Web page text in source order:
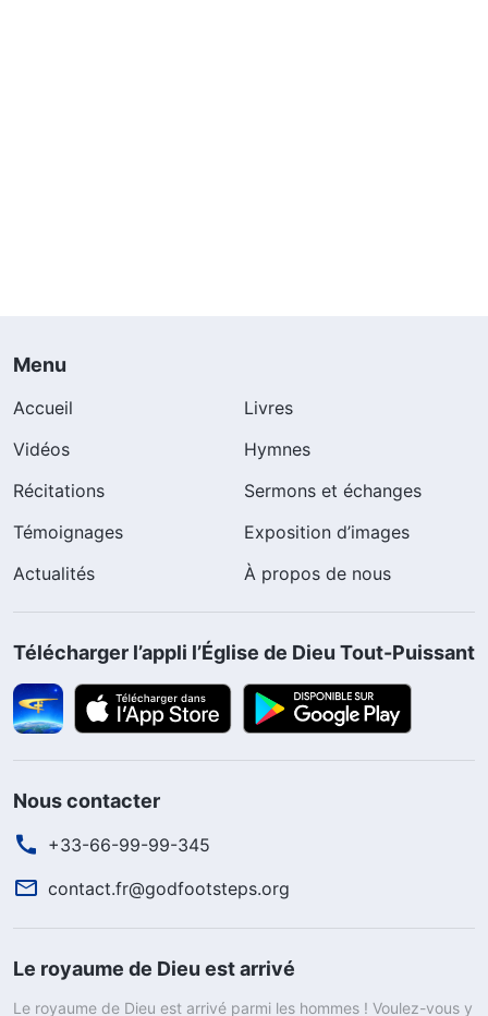
Menu
Accueil
Livres
Vidéos
Hymnes
Récitations
Sermons et échanges
Témoignages
Exposition d’images
Actualités
À propos de nous
Télécharger l’appli l’Église de Dieu Tout-Puissant
Nous contacter
+33-66-99-99-345
contact.fr@godfootsteps.org
Le royaume de Dieu est arrivé
Le royaume de Dieu est arrivé parmi les hommes ! Voulez-vous y